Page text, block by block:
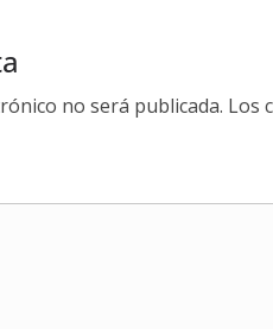
no será publicada. Los